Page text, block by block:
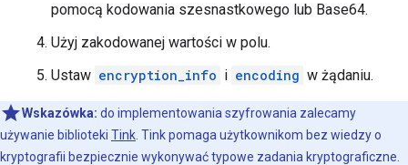
pomocą kodowania szesnastkowego lub Base64.
Użyj zakodowanej wartości w polu.
Ustaw encryption_info i encoding w żądaniu.
Wskazówka: do implementowania szyfrowania zalecamy
używanie biblioteki Tink . Tink pomaga użytkownikom bez wiedzy o
kryptografii bezpiecznie wykonywać typowe zadania kryptograficzne.